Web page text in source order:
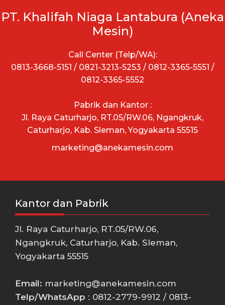
PT. Khalifah Niaga Lantabura (Aneka
Mesin)
Call Center (Telp/WA):
0813-3668-5151 / 0821-3213-5253 / 0812-3365-5551 /
0812-3365-5552
Pabrik dan Kantor :
Jl. Raya Caturharjo, RT.05/RW.06, Ngangkruk,
Caturharjo, Kab. Sleman, Yogyakarta 55515
marketing@anekamesin.com
Kantor dan Pabrik
Jl. Raya Caturharjo, RT.05/RW.06,
Ngangkruk, Caturharjo, Kab. Sleman,
Yogyakarta 55515
Email: marketing@anekamesin.com
Telp/WhatsApp : 0812-2779-9912 / 0813-